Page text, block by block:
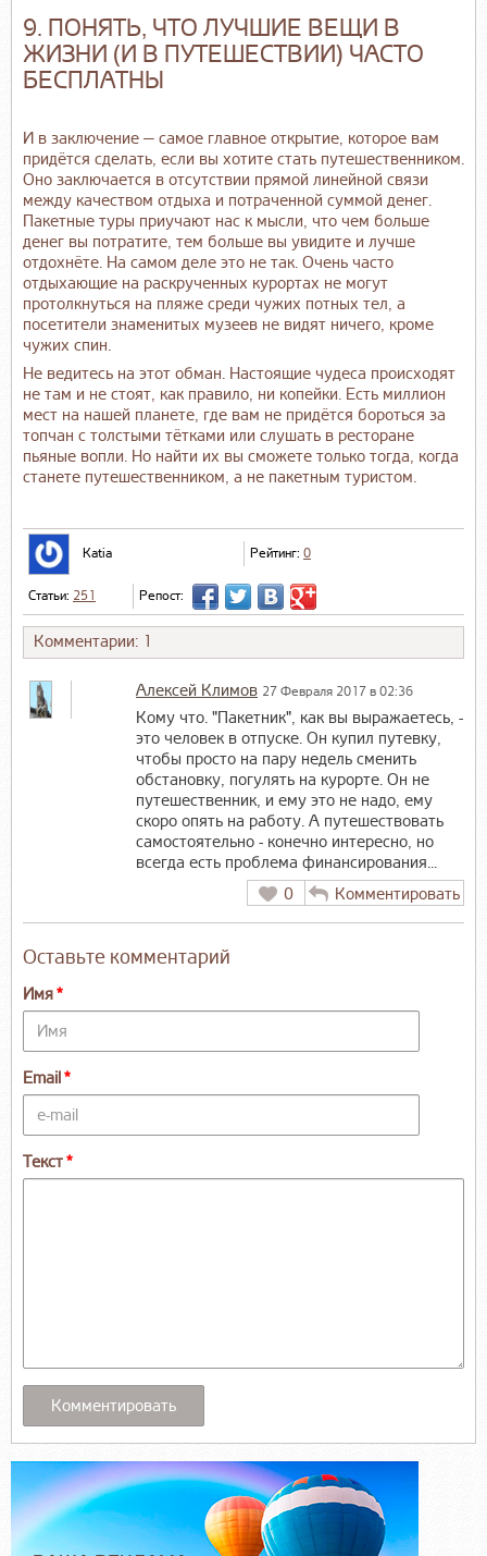
9. ПОНЯТЬ, ЧТО ЛУЧШИЕ ВЕЩИ В
ЖИЗНИ (И В ПУТЕШЕСТВИИ) ЧАСТО
БЕСПЛАТНЫ
И в заключение — самое главное открытие, которое вам
придётся сделать, если вы хотите стать путешественником.
Оно заключается в отсутствии прямой линейной связи
между качеством отдыха и потраченной суммой денег.
Пакетные туры приучают нас к мысли, что чем больше
денег вы потратите, тем больше вы увидите и лучше
отдохнёте. На самом деле это не так. Очень часто
отдыхающие на раскрученных курортах не могут
протолкнуться на пляже среди чужих потных тел, а
посетители знаменитых музеев не видят ничего, кроме
чужих спин.
Не ведитесь на этот обман. Настоящие чудеса происходят
не там и не стоят, как правило, ни копейки. Есть миллион
мест на нашей планете, где вам не придётся бороться за
топчан с толстыми тётками или слушать в ресторане
пьяные вопли. Но найти их вы сможете только тогда, когда
станете путешественником, а не пакетным туристом.
Katia Рейтинг: 0
Статьи: 251 Репост:
Комментарии: 1
Алексей Климов 27 Февраля 2017 в 02:36
Кому что. "Пакетник", как вы выражаетесь, -
это человек в отпуске. Он купил путевку,
чтобы просто на пару недель сменить
обстановку, погулять на курорте. Он не
путешественник, и ему это не надо, ему
скоро опять на работу. А путешествовать
самостоятельно - конечно интересно, но
всегда есть проблема финансирования...
0
Комментировать
Оставьте комментарий
Имя
Email
Текст